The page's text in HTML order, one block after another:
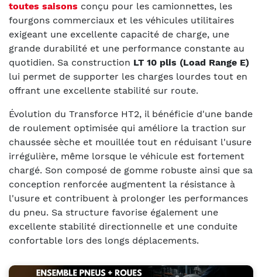
toutes saisons conçu pour les camionnettes, les
fourgons commerciaux et les véhicules utilitaires
exigeant une excellente capacité de charge, une
grande durabilité et une performance constante au
quotidien. Sa construction LT 10 plis (Load Range E)
lui permet de supporter les charges lourdes tout en
offrant une excellente stabilité sur route.
Évolution du Transforce HT2, il bénéficie d'une bande
de roulement optimisée qui améliore la traction sur
chaussée sèche et mouillée tout en réduisant l'usure
irrégulière, même lorsque le véhicule est fortement
chargé. Son composé de gomme robuste ainsi que sa
conception renforcée augmentent la résistance à
l'usure et contribuent à prolonger les performances
du pneu. Sa structure favorise également une
excellente stabilité directionnelle et une conduite
confortable lors des longs déplacements.